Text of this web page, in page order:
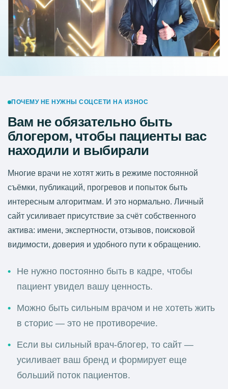
ПОЧЕМУ НЕ НУЖНЫ СОЦСЕТИ НА ИЗНОС
Вам не обязательно быть
блогером, чтобы пациенты вас
находили и выбирали
Многие врачи не хотят жить в режиме постоянной
съёмки, публикаций, прогревов и попыток быть
интересным алгоритмам. И это нормально. Личный
сайт усиливает присутствие за счёт собственного
актива: имени, экспертности, отзывов, поисковой
видимости, доверия и удобного пути к обращению.
Не нужно постоянно быть в кадре, чтобы
пациент увидел вашу ценность.
Можно быть сильным врачом и не хотеть жить
в сторис — это не противоречие.
Если вы сильный врач-блогер, то сайт —
усиливает ваш бренд и формирует еще
больший поток пациентов.